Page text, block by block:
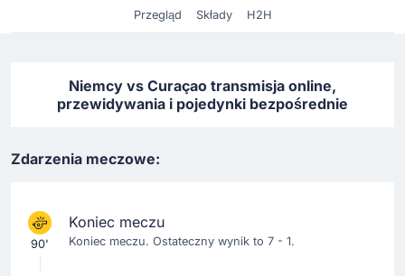
Przegląd Składy H2H
Niemcy vs Curaçao transmisja online,
przewidywania i pojedynki bezpośrednie
Zdarzenia meczowe:
90'
Koniec meczu
Koniec meczu. Ostateczny wynik to 7 - 1.